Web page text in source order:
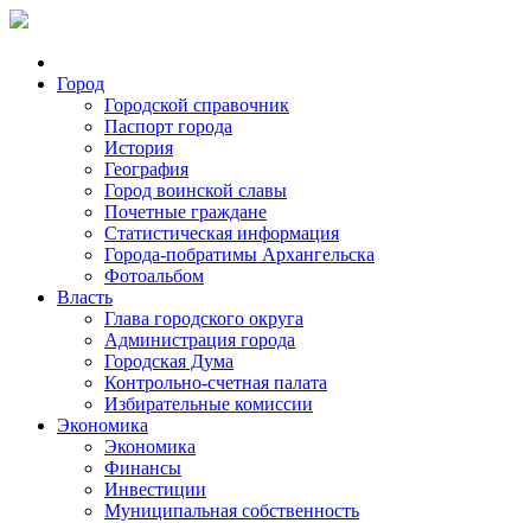
Город
Городской справочник
Паспорт города
История
География
Город воинской славы
Почетные граждане
Статистическая информация
Города-побратимы Архангельска
Фотоальбом
Власть
Глава городского округа
Администрация города
Городская Дума
Контрольно-счетная палата
Избирательные комиссии
Экономика
Экономика
Финансы
Инвестиции
Муниципальная собственность